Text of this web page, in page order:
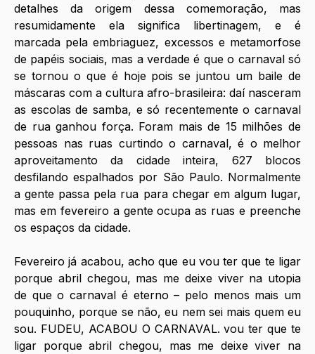
detalhes da origem dessa comemoração, mas
resumidamente ela significa libertinagem, e é
marcada pela embriaguez, excessos e metamorfose
de papéis sociais, mas a verdade é que o carnaval só
se tornou o que é hoje pois se juntou um baile de
máscaras com a cultura afro-brasileira: daí nasceram
as escolas de samba, e só recentemente o carnaval
de rua ganhou força. Foram mais de 15 milhões de
pessoas nas ruas curtindo o carnaval, é o melhor
aproveitamento da cidade inteira, 627 blocos
desfilando espalhados por São Paulo. Normalmente
a gente passa pela rua para chegar em algum lugar,
mas em fevereiro a gente ocupa as ruas e preenche
os espaços da cidade.
Fevereiro já acabou, acho que eu vou ter que te ligar
porque abril chegou, mas me deixe viver na utopia
de que o carnaval é eterno – pelo menos mais um
pouquinho, porque se não, eu nem sei mais quem eu
sou. FUDEU, ACABOU O CARNAVAL. vou ter que te
ligar porque abril chegou, mas me deixe viver na